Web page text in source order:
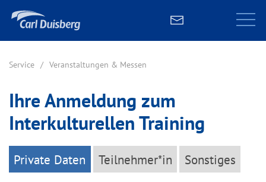
Service Veranstaltungen & Messen
Ihre Anmeldung zum
Interkulturellen Training
Private Daten Teilnehmer*in Sonstiges